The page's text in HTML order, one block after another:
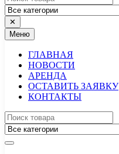
✕
Меню
ГЛАВНАЯ
НОВОСТИ
АРЕНДА
ОСТАВИТЬ ЗАЯВКУ
КОНТАКТЫ